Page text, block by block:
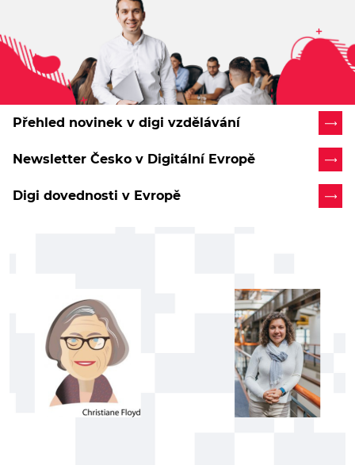
Přehled novinek v digi vzdělávání
Newsletter Česko v Digitální Evropě
Digi dovednosti v Evropě